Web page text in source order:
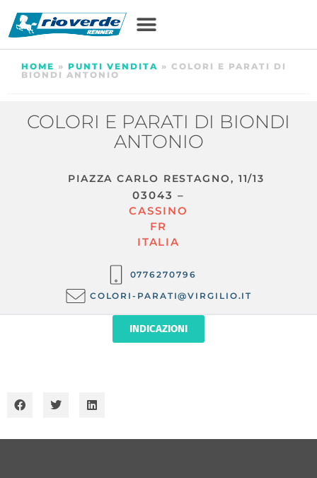
HOME » PUNTI VENDITA » COLORI E PARATI DI
BIONDI ANTONIO
COLORI E PARATI DI BIONDI
ANTONIO
PIAZZA CARLO RESTAGNO, 11/13
03043 –
CASSINO
FR
ITALIA
0776270796
COLORI-PARATI@VIRGILIO.IT
INDICAZIONI